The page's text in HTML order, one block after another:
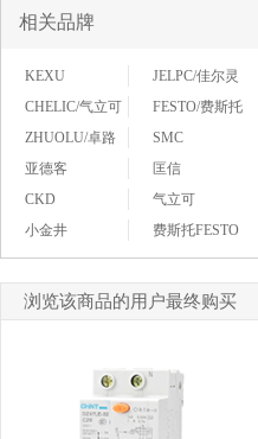
相关品牌
KEXU
JELPC/佳尔灵
CHELIC/气立可
FESTO/费斯托
ZHUOLU/卓路
SMC
亚德客
匡信
CKD
气立可
小金井
费斯托FESTO
浏览该商品的用户最终购买